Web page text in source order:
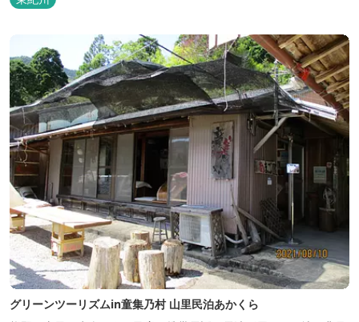
グリーンツーリズムin童集乃村 山里民泊あかくら